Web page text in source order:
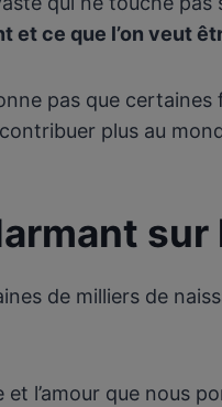
et ce que l’on veut
pas que
plus au
de milliers de
et l’amour que nous